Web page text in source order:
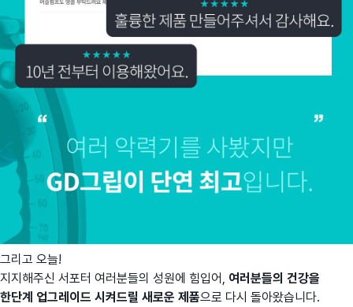
그리고 오늘!
지지해주신 서포터 여러분들의 성원에 힘입어, 여러분들의 건강을
한단계 업그레이드 시켜드릴 새로운 제품으로 다시 돌아왔습니다.